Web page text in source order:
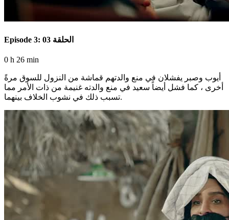
Episode 3: الحلقة 03
0 h 26 min
أيوب وصبر يفشلان في منع والدتهم قماشة من النزول للسوق مرةً
أخرى ، كما فشل أيضاً سعيد في منع والدته غنيمة من ذات الأمر مما
تسبب ذلك في نشوب الخلاف بينهما.